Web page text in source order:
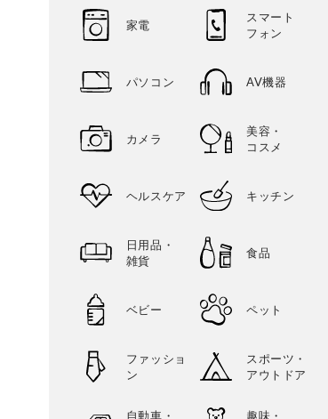
家電
スマート
フォン
パソコン AV機器
カメラ
美容・
コスメ
ヘルスケア キッチン
日用品・
雑貨
食品
ベビー ペット
ファッショ
ン
スポーツ・
アウトドア
自動車・
趣味・